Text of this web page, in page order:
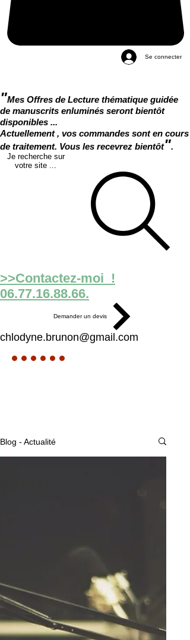
Se connecter
"Mes Offres de Lecture thématique guidée
de manuscrits enluminés seront bientôt
disponibles ...
Actuellement , vos commandes sont en cours
de traitement. Vous les recevrez bientôt".
Je recherche sur
votre site ...
>>Contactez-moi !
06.77.16.88.66.
Demander un devis
chlodyne.brunon@gmail.com
Blog - Actualité